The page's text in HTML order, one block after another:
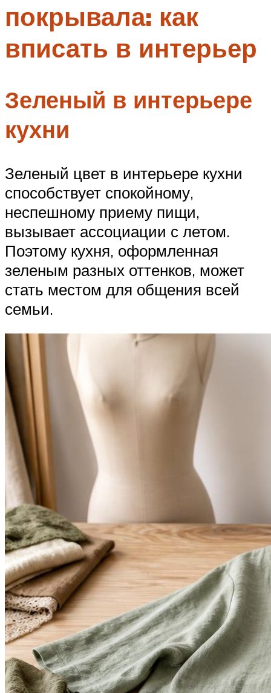
Меню
покрывала: как
вписать в интерьер
Зеленый в интерьере
кухни
Зеленый цвет в интерьере кухни
способствует спокойному,
неспешному приему пищи,
вызывает ассоциации с летом.
Поэтому кухня, оформленная
зеленым разных оттенков, может
стать местом для общения всей
семьи.